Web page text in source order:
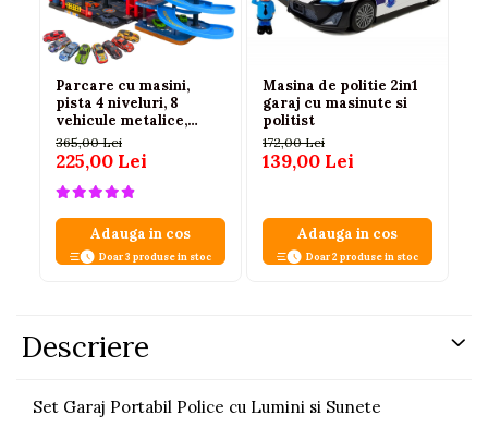
Parcare cu masini,
pista 4 niveluri, 8
vehicule metalice,
stickere, lift manual, 3
ani+
365,00 Lei
225,00 Lei
Adauga in cos
Doar 3 produse in stoc
Masina de politie 2in1
garaj cu masinute si
politist
172,00 Lei
139,00 Lei
Adauga in cos
Doar 2 produse in stoc
Descriere
Set Garaj Portabil Police cu Lumini si Sunete